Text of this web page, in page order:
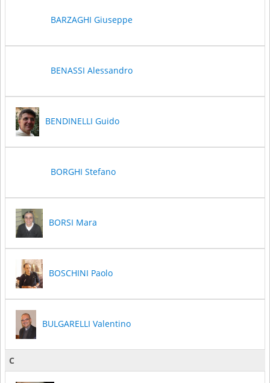
BARZAGHI Giuseppe
BENASSI Alessandro
BENDINELLI Guido
BORGHI Stefano
BORSI Mara
BOSCHINI Paolo
BULGARELLI Valentino
C